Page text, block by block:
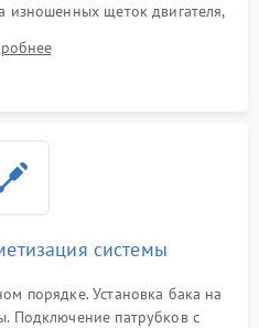
изношенных щеток двигателя,
резиновой манжеты.
системы
порядке. Установка бака на
Подключение патрубков с